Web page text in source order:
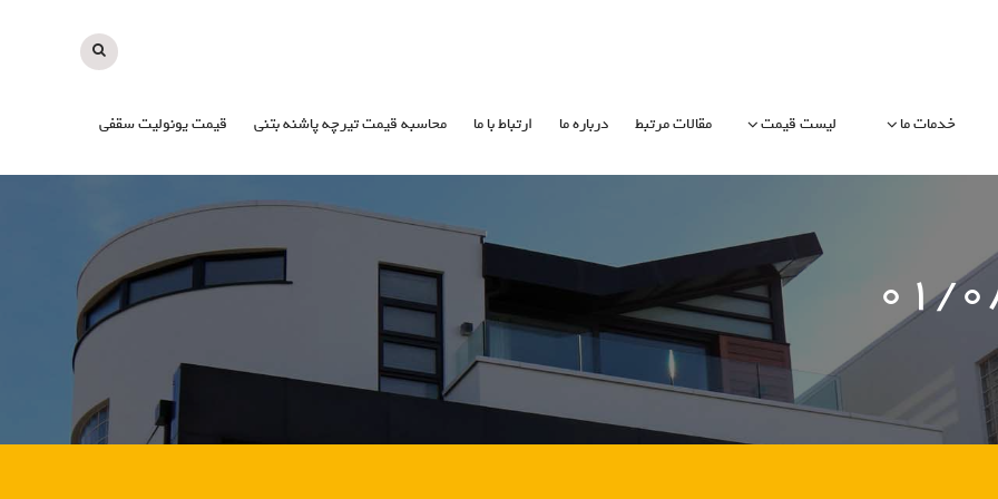
خدمات ما لیست قیمت مقالات مرتبط درباره ما ارتباط با ما محاسبه قیمت تیرچه پاشنه بتنی قیمت یونولیت سقفی